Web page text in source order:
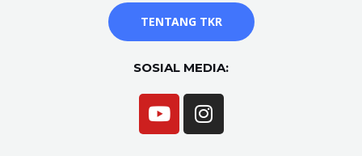
TENTANG TKR
SOSIAL MEDIA: